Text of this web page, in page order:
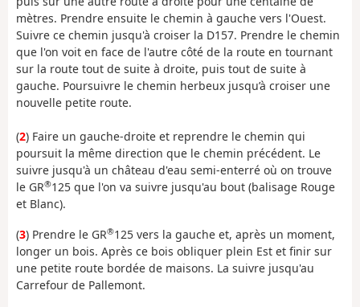
mètres. Prendre ensuite le chemin à gauche vers l'Ouest.
Suivre ce chemin jusqu'à croiser la D157. Prendre le chemin
que l'on voit en face de l'autre côté de la route en tournant
sur la route tout de suite à droite, puis tout de suite à
gauche. Poursuivre le chemin herbeux jusqu’à croiser une
nouvelle petite route.
(2) Faire un gauche-droite et reprendre le chemin qui
poursuit la même direction que le chemin précédent. Le
suivre jusqu'à un château d'eau semi-enterré où on trouve
le GR®125 que l'on va suivre jusqu'au bout (balisage Rouge
et Blanc).
(3) Prendre le GR®125 vers la gauche et, après un moment,
longer un bois. Après ce bois obliquer plein Est et finir sur
une petite route bordée de maisons. La suivre jusqu'au
Carrefour de Pallemont.